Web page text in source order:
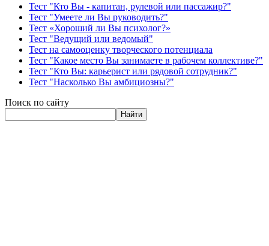
Тест "Кто Вы - капитан, рулевой или пассажир?"
Тест "Умеете ли Вы руководить?"
Тест «Хороший ли Вы психолог?»
Тест "Ведущий или ведомый"
Тест на самооценку творческого потенциала
Тест "Какое место Вы занимаете в рабочем коллективе?"
Тест "Кто Вы: карьерист или рядовой сотрудник?"
Тест "Насколько Вы амбициозны?"
Поиск по сайту
Найти